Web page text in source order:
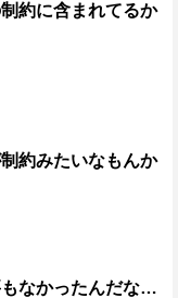
約に含まれてるか
約みたいなもんか
なかったんだな…